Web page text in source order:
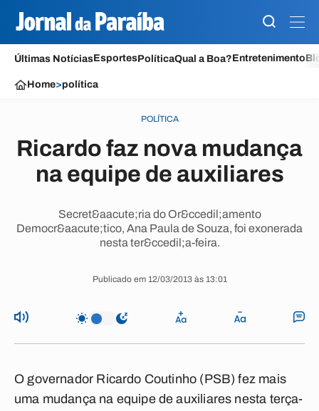
Últimas NotíciasEsportesPolíticaQual a Boa?Entretenimento
Home>política
POLÍTICA
Ricardo faz nova mudança
na equipe de auxiliares
Secret&aacute;ria do Or&ccedil;amento
Democr&aacute;tico, Ana Paula de Souza, foi exonerada
nesta ter&ccedil;a-feira.
Publicado em 12/03/2013 às 13:01
O governador Ricardo Coutinho (PSB) fez mais
uma mudança na equipe de auxiliares nesta terça-